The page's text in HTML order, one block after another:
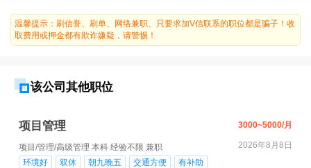
温馨提示：刷信誉、刷单、网络兼职、只要求加V信联系的职位都是骗子！收
取费用或押金都有欺诈嫌疑，请警惕！
该公司其他职位
项目管理 3000~5000/月
项目/管理/高级管理 本科 经验不限 兼职
2026年8月8日
环境好
双休 朝九晚五 交通方便
有补助